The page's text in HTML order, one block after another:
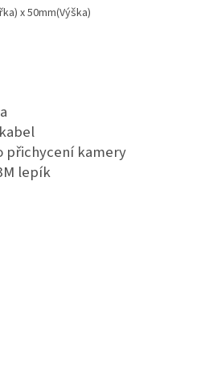
x 50mm(Výška)
přichycení kamery
lepík